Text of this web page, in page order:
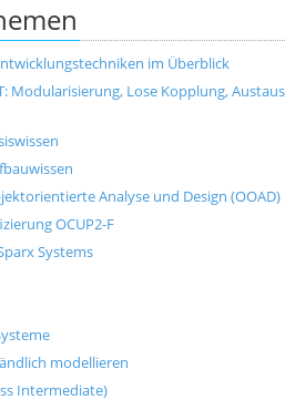
im Überblick
Modularisierung, Lose Kopplung,
Analyse und Design (OOAD)
OCUP2-F
Systems
modellieren
Intermediate)